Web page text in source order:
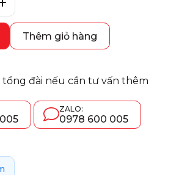
Thêm giỏ hàng
tổng đài nếu cần tư vấn thêm
ZALO:
0978 600 005